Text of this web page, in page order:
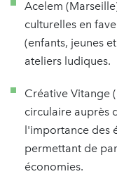
Acelem
culturelles en
(enfants, jeunes
ateliers ludiques.
Créative Vitange
circulaire auprès
l'importance des
permettant de
économies.